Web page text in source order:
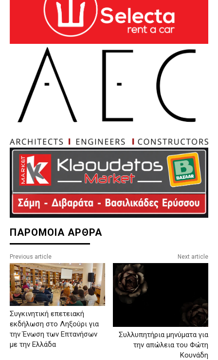
ΠΑΡΟΜΟΙΑ ΑΡΘΡΑ
Previous article
Συγκινητική επετειακή
εκδήλωση στο Ληξούρι για
την Ένωση των Επτανήσων
με την Ελλάδα
Next article
Συλλυπητήρια μηνύματα για
την απώλεια του Φώτη
Κουνάδη